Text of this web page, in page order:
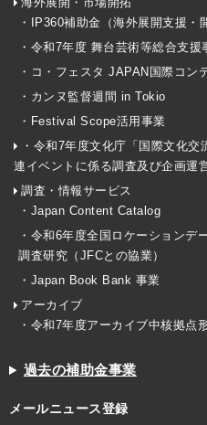
・IP360補助金（海外展開支援・
・令和7年度 舞台芸術等総合支援
・コ・フェスタ JAPAN国際コン
・カンヌ監督週間 in Tokio
・Festival Scope活用事業
・令和7年度文化庁「国際文化
連イベントに係る調査及び企画運
調査・情報サービス
・Japan Content Catalog
・令和6年度全国ロケーションデ
調査研究（JFCとの協業）
・Japan Book Bank 事業
アーカイブ
・令和7年度アーカイブ中核拠点
過去の補助金事業
メールニュース登録